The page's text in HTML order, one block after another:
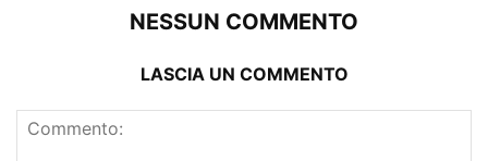
NESSUN COMMENTO
LASCIA UN COMMENTO